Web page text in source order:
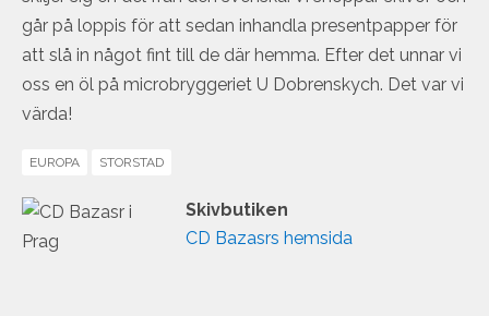
går på loppis för att sedan inhandla presentpapper för
att slå in något fint till de där hemma. Efter det unnar vi
oss en öl på microbryggeriet U Dobrenskych. Det var vi
värda!
EUROPA STORSTAD
Skivbutiken
CD Bazasrs hemsida